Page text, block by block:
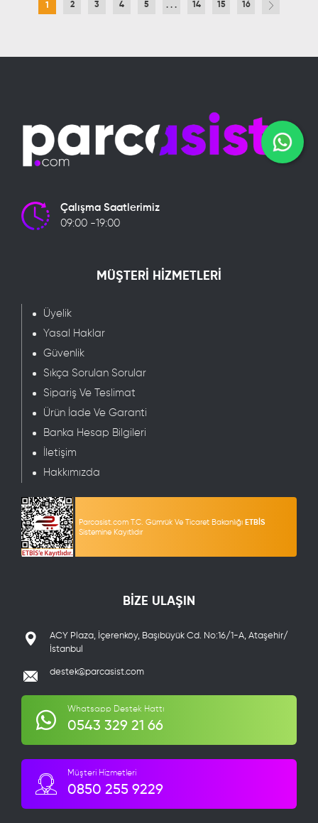
1 2 3 4 5 . . . 14 15 16
Çalışma Saatlerimiz
09:00 -19:00
MÜŞTERİ HİZMETLERİ
Üyelik
Yasal Haklar
Güvenlik
Sıkça Sorulan Sorular
Sipariş Ve Teslimat
Ürün İade Ve Garanti
Banka Hesap Bilgileri
İletişim
Hakkımızda
Parcasist.com T.C. Gümrük Ve Ticaret Bakanlığı ETBİS
Sistemine Kayıtlıdır
BİZE ULAŞIN
ACY Plaza, İçerenköy, Başıbüyük Cd. No:16/1-A, Ataşehir/
İstanbul
destek@parcasist.com
Whatsapp Destek Hattı
0543 329 21 66
Müşteri Hizmetleri
0850 255 9229